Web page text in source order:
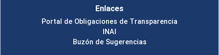
Enlaces
Portal de Obligaciones de Transparencia
INAI
Buzón de Sugerencias